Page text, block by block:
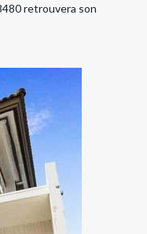
retrouvera son